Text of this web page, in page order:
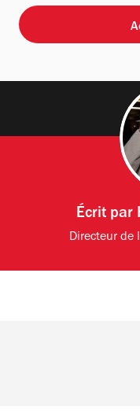
Écrit par
Directeur de